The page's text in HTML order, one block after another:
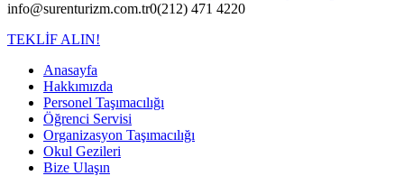
info@surenturizm.com.tr0(212) 471 4220
TEKLİF ALIN!
Anasayfa
Hakkımızda
Personel Taşımacılığı
Öğrenci Servisi
Organizasyon Taşımacılığı
Okul Gezileri
Bize Ulaşın